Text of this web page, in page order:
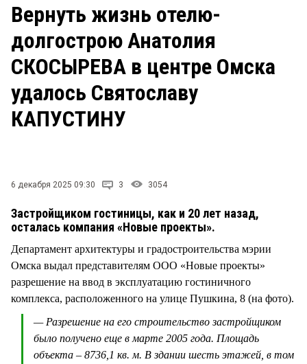
ЗАКОН
НОВОСТИ КОМПАНИЙ
ПРОИСШЕСТВИЯ
СТИЛЬ ЖИЗНИ
Рейтинги
Блоги
Архив
Вернуть жизнь отелю-
долгострою Анатолия
СКОСЫРЕВА в центре Омска
удалось Святославу
КАПУСТИНУ
6 декабря 2025 09:30 3 3054
Застройщиком гостиницы, как и 20 лет назад,
осталась компания «Новые проекты».
Департамент архитектуры и градостроительства мэрии
Омска выдал представителям ООО «Новые проекты»
разрешение на ввод в эксплуатацию гостиничного
комплекса, расположенного на улице Пушкина, 8 (на фото).
— Разрешение на его строительство застройщиком
было получено еще в марте 2005 года. Площадь
объекта – 8736,1 кв. м. В здании шесть этажей, в том